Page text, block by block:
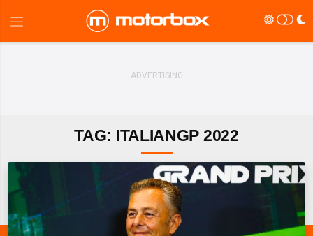
TAG: ITALIANGP 2022